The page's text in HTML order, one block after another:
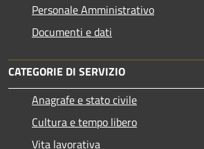
Personale Amministrativo
Documenti e dati
CATEGORIE DI SERVIZIO
Anagrafe e stato civile
Cultura e tempo libero
Vita lavorativa